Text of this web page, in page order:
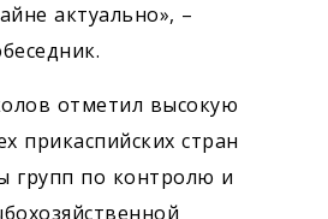
актуально», –
отметил высокую
прикаспийских стран
групп по контролю и